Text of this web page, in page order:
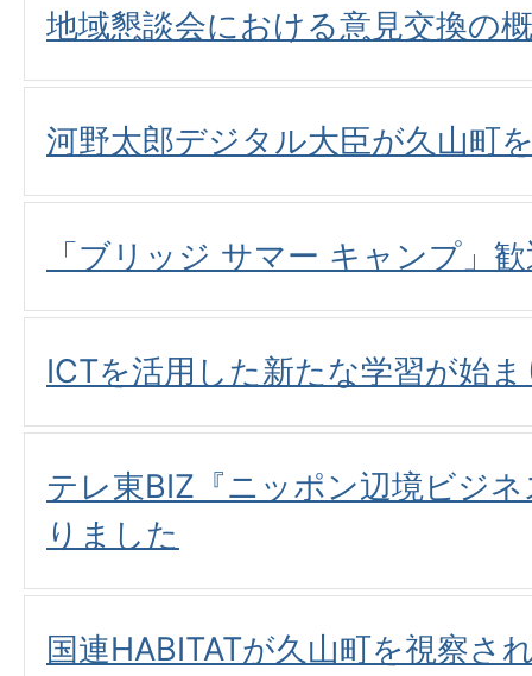
地域懇談会における意見交換の
河野太郎デジタル大臣が久山町
「ブリッジ サマー キャンプ」
ICTを活用した新たな学習が始
テレ東BIZ『ニッポン辺境ビジ
りました
国連HABITATが久山町を視察さ